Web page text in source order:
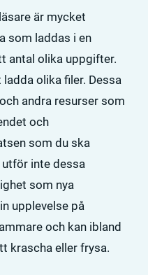
är mycket
som laddas i en
antal olika uppgifter.
olika filer. Dessa
andra resurser som
och
som du ska
inte dessa
som nya
upplevelse på
och kan ibland
krascha eller frysa.